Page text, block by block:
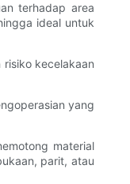
terhadap area
ideal untuk
kecelakaan
yang
material
parit, atau